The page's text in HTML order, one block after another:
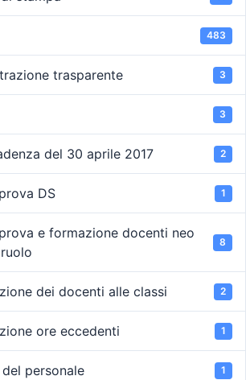
483
trasparente 3
3
del 30 aprile 2017 2
DS 1
e formazione docenti neo
8
dei docenti alle classi 2
ore eccedenti 1
personale 1